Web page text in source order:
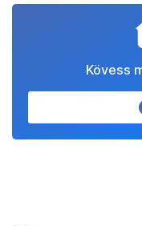
Kövess